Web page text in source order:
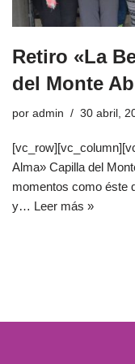
Retiro «La
del Monte
por admin 30 abril,
Alma» Capilla del
momentos como éste
y… Leer más »